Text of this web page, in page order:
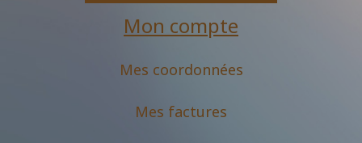
Mon compte
Mes coordonnées
Mes factures